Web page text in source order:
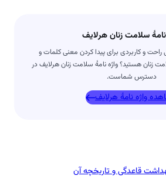
نامۀ سلامت زنان هرلایف
راحت و کاربردی برای پیدا کردن معنی کلمات و
هستید؟ واژه نامۀ سلامت زنان هرلایف در
دسترس شماست.
واژه نامۀ هرلایف
قاعدگی و تاریخچه آن